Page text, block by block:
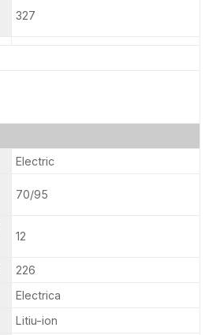
327
Electric
70/95
12
226
Electrica
Litiu-ion